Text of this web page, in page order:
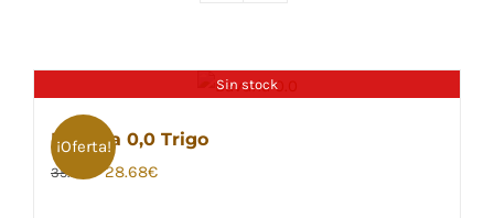
Sin stock
¡Oferta!
Bavaria 0,0 Trigo
35.52
El
28.68€El